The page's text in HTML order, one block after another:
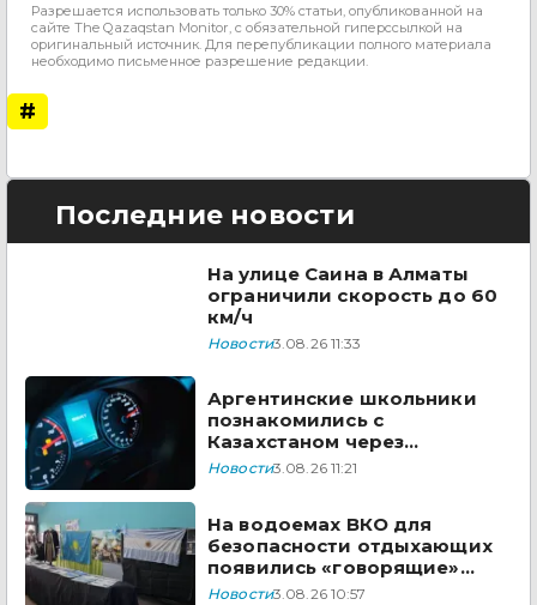
Разрешается использовать только 30% статьи, опубликованной на
сайте The Qazaqstan Monitor, с обязательной гиперссылкой на
оригинальный источник. Для перепубликации полного материала
необходимо письменное разрешение редакции.
#
Последние новости
На улице Саина в Алматы
ограничили скорость до 60
км/ч
Новости3.08.26 11:33
Аргентинские школьники
познакомились с
Казахстаном через
творчество Димаша
Новости3.08.26 11:21
На водоемах ВКО для
безопасности отдыхающих
появились «говорящие»
дроны
Новости3.08.26 10:57